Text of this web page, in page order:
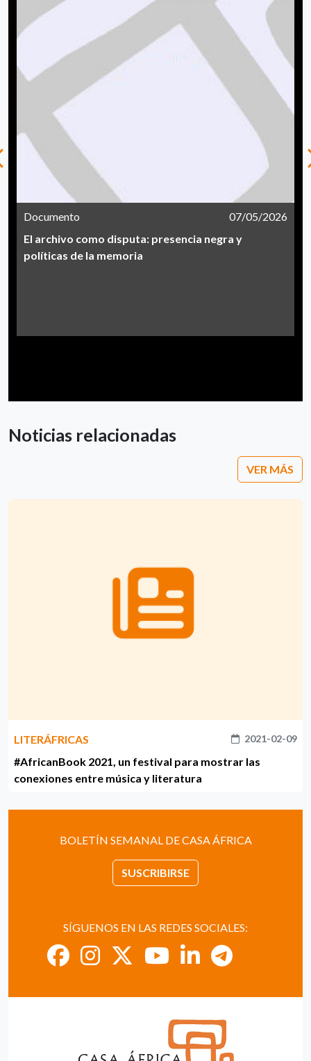
Documento
07/05/2026
El archivo como disputa: presencia negra y
políticas de la memoria
Noticias relacionadas
VER MÁS
LITERÁFRICAS 2021-02-09
#AfricanBook 2021, un festival para mostrar las
conexiones entre música y literatura
BOLETÍN SEMANAL DE CASA ÁFRICA
SUSCRIBIRSE
SÍGUENOS EN LAS REDES SOCIALES: